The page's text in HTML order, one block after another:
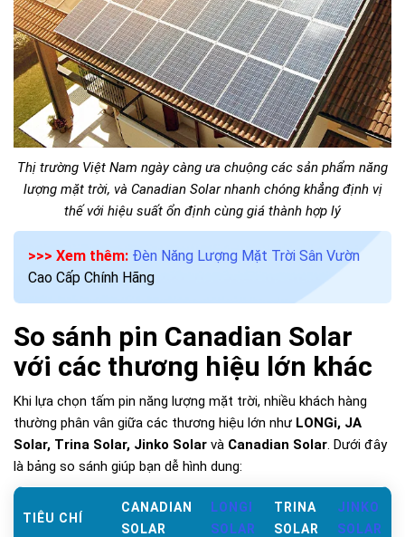
Thị trường Việt Nam ngày càng ưa chuộng các sản phẩm năng
lượng mặt trời, và Canadian Solar nhanh chóng khẳng định vị
thế với hiệu suất ổn định cùng giá thành hợp lý
>>> Xem thêm: Đèn Năng Lượng Mặt Trời Sân Vườn
Cao Cấp Chính Hãng
So sánh pin Canadian Solar
với các thương hiệu lớn khác
Khi lựa chọn tấm pin năng lượng mặt trời, nhiều khách hàng
thường phân vân giữa các thương hiệu lớn như LONGi, JA
Solar, Trina Solar, Jinko Solar và Canadian Solar. Dưới đây
là bảng so sánh giúp bạn dễ hình dung:
TIÊU CHÍ
CANADIAN
SOLAR
LONGI
SOLAR
TRINA
SOLAR
JINKO
SOLAR